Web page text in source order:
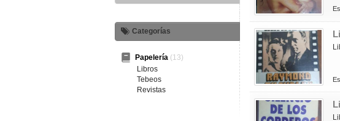
Categorías
Papelería (13)
Libros
Tebeos
Revistas